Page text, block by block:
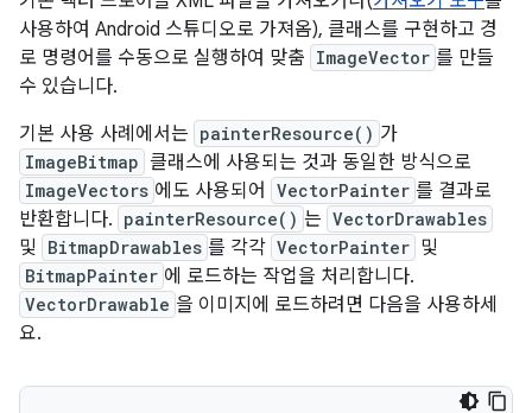
사용하여 Android 스튜디오로 가져옴), 클래스를 구현하고 경
로 명령어를 수동으로 실행하여 맞춤 ImageVector 를 만들
수 있습니다.
기본 사용 사례에서는 painterResource() 가
ImageBitmap 클래스에 사용되는 것과 동일한 방식으로
ImageVectors 에도 사용되어 VectorPainter 를 결과로
반환합니다. painterResource() 는 VectorDrawables
및 BitmapDrawables 를 각각 VectorPainter 및
BitmapPainter 에 로드하는 작업을 처리합니다.
VectorDrawable 을 이미지에 로드하려면 다음을 사용하세
요.